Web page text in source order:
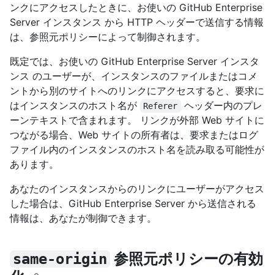
ンクにアクセスしたときに、お使いの GitHub Enterprise
Server インスタンス から HTTP ヘッダーで送信する情報
は、参照元ポリシーによって制御されます。
既定では、お使いの GitHub Enterprise Server インスタ
ンス のユーザーが、インスタンスのファイルまたはコメ
ントから別のサイトへのリンクにアクセスすると、要求に
はインスタンスのホスト名が
Referer
ヘッダー内のプレ
ーンテキストで含まれます。 リンクが外部 Web サイトに
つながる場合、Web サイトの所有者は、要求またはログ
ファイル内のインスタンスのホスト名を読み取る可能性が
あります。
あなたのインスタンスからのリンクにユーザーがアクセス
した場合は、GitHub Enterprise Server から送信される
情報は、あなたが制御できます。
same-origin 参照元ポリシーの有効